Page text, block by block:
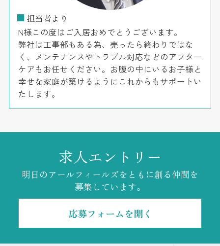
■ 担当者より
N様この度はご入居おめでとうございます。
弊社は工事部もある為、売ったら終わりではな
く、メンテナンスやトラブル対応などのアフター
ケアもお任せください。お腹の中にいるお子様と
幸せな家庭が築けるようにこれからもサポートい
たします。
求人エントリー
明日のアールフィールズをともに創る仲間を
募集しています。
応募フォームを開く